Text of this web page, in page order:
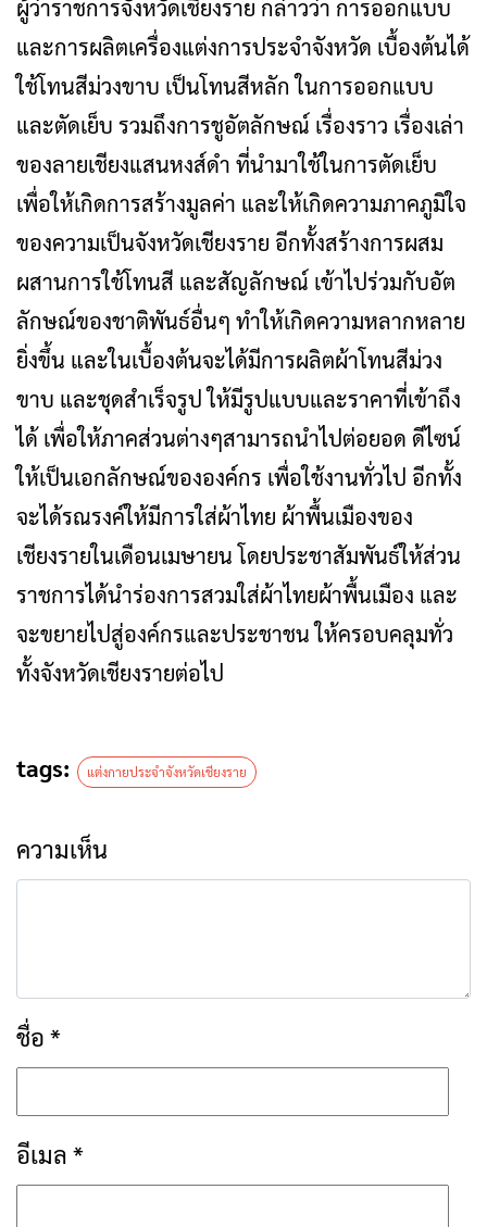
ผสานการใช้โทนสี และสัญลักษณ์ เข้าไปร่วมกับอัต
ลักษณ์ของชาติพันธ์อื่นๆ ทำให้เกิดความหลากหลาย
ยิ่งขึ้น และในเบื้องต้นจะได้มีการผลิตผ้าโทนสีม่วง
ขาบ และชุดสำเร็จรูป ให้มีรูปแบบและราคาที่เข้าถึง
ได้ เพื่อให้ภาคส่วนต่างๆสามารถนำไปต่อยอด ดีไซน์
ให้เป็นเอกลักษณ์ขององค์กร เพื่อใช้งานทั่วไป อีกทั้ง
จะได้รณรงค์ให้มีการใส่ผ้าไทย ผ้าพื้นเมืองของ
เชียงรายในเดือนเมษายน โดยประชาสัมพันธ์ให้ส่วน
ราชการได้นำร่องการสวมใส่ผ้าไทยผ้าพื้นเมือง และ
จะขยายไปสู่องค์กรและประชาชน ให้ครอบคลุมทั่ว
ทั้งจังหวัดเชียงรายต่อไป
tags: แต่งกายประจำจังหวัดเชียงราย
ความเห็น
ชื่อ*
อีเมล*
เว็บไซต์
บันทึกชื่อ, อีเมล และชื่อเว็บไซต์ของฉันบน